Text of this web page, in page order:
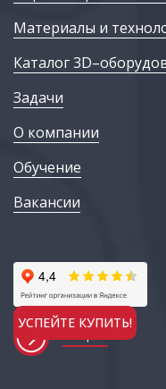
УСПЕЙТЕ КУПИТЬ!
Материалы и
Каталог
Задачи
О компании
Обучение
Вакансии